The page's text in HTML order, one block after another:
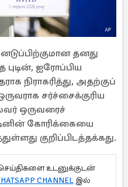
தனது
ஐரோப்பிய
நிராகரித்து, அதற்குப்
சர்ச்சைக்குரிய
ஒருவரைச்
கோரிக்கையை
குறிப்பிடத்தக்கது.
செய்திகளை உடனுக்குடன்
CHANNEL இல்